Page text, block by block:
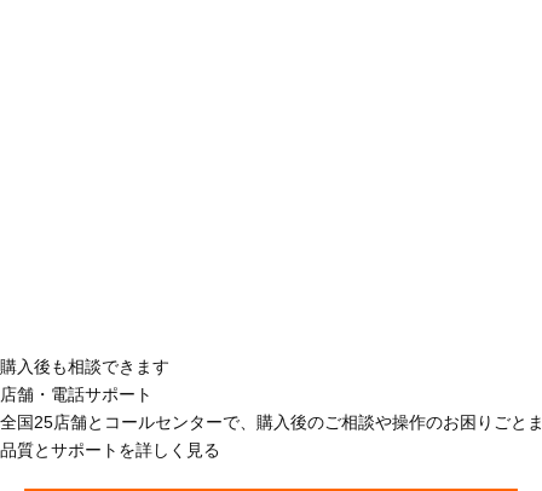
購入後も相談できます
店舗・電話サポート
全国25店舗とコールセンターで、購入後のご相談や操作のお困りごと
品質とサポートを詳しく見る